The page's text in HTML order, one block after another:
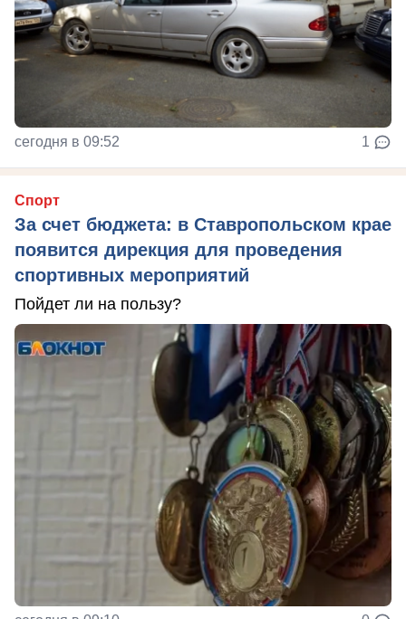
сегодня в 09:52 1
Спорт
За счет бюджета: в Ставропольском крае
появится дирекция для проведения
спортивных мероприятий
Пойдет ли на пользу?